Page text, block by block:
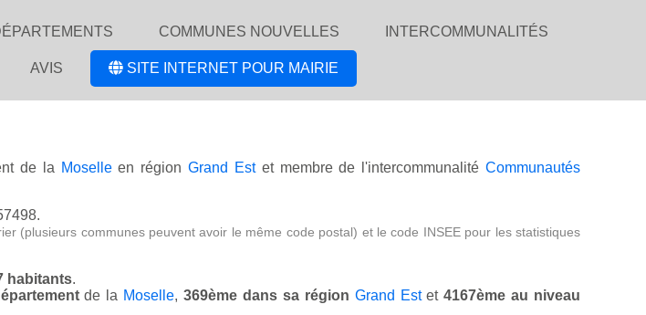
COMMUNES NOUVELLES INTERCOMMUNALITÉS
AVIS SITE INTERNET POUR MAIRIE
de la Moselleen régionGrand Estet membre de l'intercommunalitéCommunautés
(plusieurs communes peuvent avoir le même code postal) et le code INSEE pour les statistiques
habitants.
de la Moselle,369ème dans sa région Grand Estet4167ème au niveau